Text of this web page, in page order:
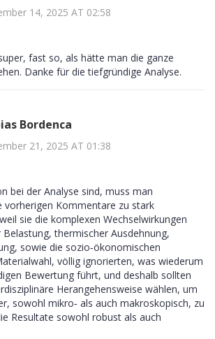
14, 2025 AT 02:58
fast so, als hätte man die ganze
Danke für die tiefgründige Analyse.
Bordenca
21, 2025 AT 01:38
bei der Analyse sind, muss man
vorherigen Kommentare zu stark
sie die komplexen Wechselwirkungen
thermischer Ausdehnung,
sowie die sozio‑ökonomischen
völlig ignorierten, was wiederum
Bewertung führt, und deshalb sollten
Herangehensweise wählen, um
sowohl mikro‑ als auch makroskopisch, zu
Resultate sowohl robust als auch